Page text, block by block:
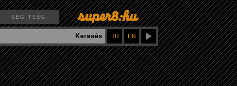
SEGÍTSÉG
Keresés HU EN